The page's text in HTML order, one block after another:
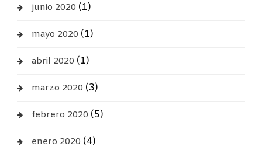
junio 2020 (1)
mayo 2020 (1)
abril 2020 (1)
marzo 2020 (3)
febrero 2020 (5)
enero 2020 (4)